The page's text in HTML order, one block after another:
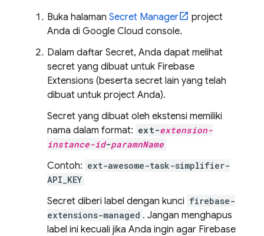
Buka halaman Secret Manager
project
Anda di Google Cloud console.
Dalam daftar Secret, Anda dapat melihat
secret yang dibuat untuk Firebase
Extensions (beserta secret lain yang telah
dibuat untuk project Anda).
Secret yang dibuat oleh ekstensi memiliki
nama dalam format: ext-extension-
instance-id-paramnName
Contoh: ext-awesome-task-simplifier-
API_KEY
Secret diberi label dengan kunci firebase-
extensions-managed . Jangan menghapus
label ini kecuali jika Anda ingin agar Firebase